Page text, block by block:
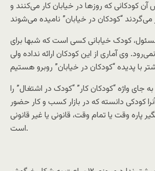
آن کودکانی که روزها در خیابان کار می‌کنند و
کودک خیابانی کسی است که شبها برای
وی آماری از این کودکان ارائه نداده ولی
جای واژه “کودکان کار” “کودک در اشتغال” را
کودکی دانسته که در بازار کسب و کار حضور
پاره وقت یا تمام وقت، قانونی یا غیر قانونی
است.